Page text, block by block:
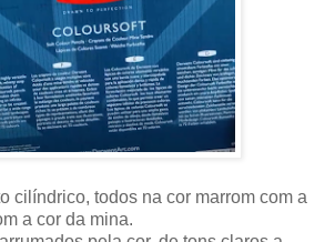
cilíndrico, todos na cor marrom com a
a cor da mina.